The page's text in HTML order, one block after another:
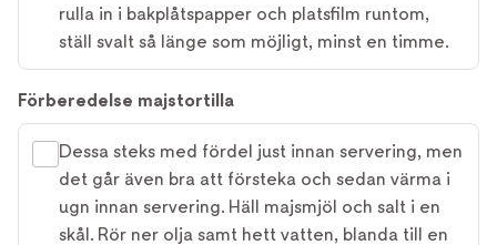
rulla in i bakplåtspapper och platsfilm runtom,
ställ svalt så länge som möjligt, minst en timme.
Förberedelse majstortilla
Dessa steks med fördel just innan servering, men
det går även bra att försteka och sedan värma i
ugn innan servering. Häll majsmjöl och salt i en
skål. Rör ner olja samt hett vatten, blanda till en